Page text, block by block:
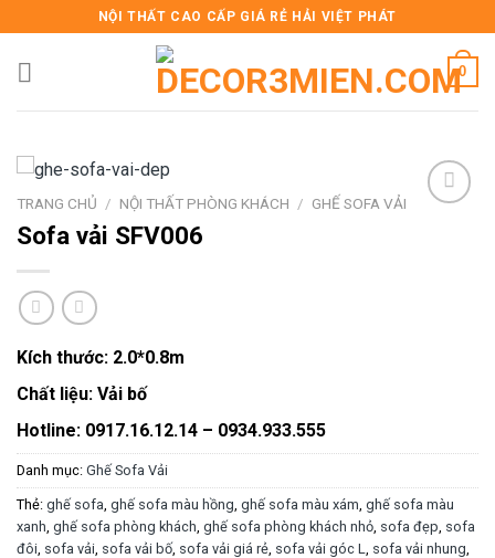
to
content
NỘI THẤT CAO CẤP GIÁ RẺ HẢI VIỆT PHÁT
0
TRANG CHỦ / NỘI THẤT PHÒNG KHÁCH / GHẾ SOFA VẢI
Sofa vải SFV006
Kích thước: 2.0*0.8m
Chất liệu: Vải bố
Hotline: 0917.16.12.14 – 0934.933.555
Danh mục: Ghế Sofa Vải
Thẻ: ghế sofa ghế sofa màu hồng ghế sofa màu xám ghế sofa màu
xanh ghế sofa phòng khách ghế sofa phòng khách nhỏ sofa đẹp sofa
đôi sofa vải sofa vải bố, sofa vải giá rẻ sofa vải góc L sofa vải nhung